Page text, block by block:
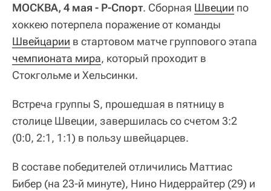
МОСКВА, 4 мая - Р-Спорт. Сборная Швеции по
хоккею потерпела поражение от команды
Швейцарии в стартовом матче группового этапа
чемпионата мира, который проходит в
Стокгольме и Хельсинки.
Встреча группы S, прошедшая в пятницу в
столице Швеции, завершилась со счетом 3:2
(0:0, 2:1, 1:1) в пользу швейцарцев.
В составе победителей отличились Маттиас
Бибер (на 23-й минуте), Нино Нидеррайтер (29) и